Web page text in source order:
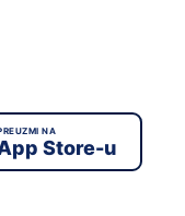
NA
Store-u